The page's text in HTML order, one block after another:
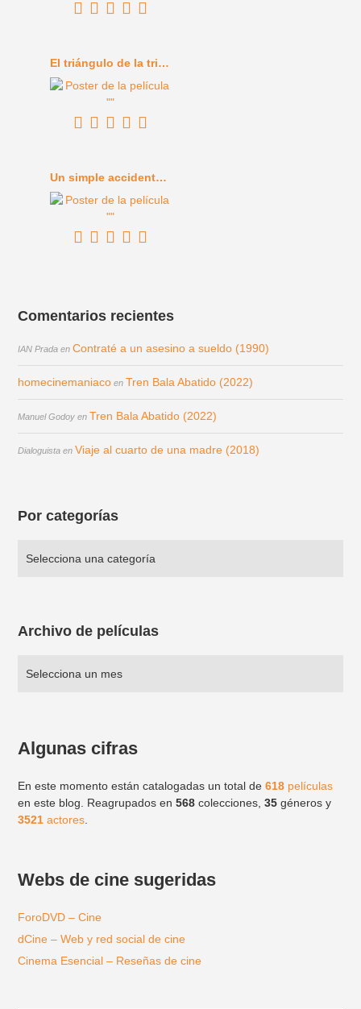
El triángulo de la tristeza (2022)
Un simple accidente (2025)
Comentarios recientes
IAN Prada enContraté a un asesino a sueldo (1990)
homecinemaniaco en Tren Bala Abatido (2022)
Manuel Godoy en Tren Bala Abatido (2022)
Dialoguista en Viaje al cuarto de una madre (2018)
Por categorías
Archivo de películas
Algunas cifras
En este momento están catalogadas un total de618 películas
en este blog. Reagrupados en568 colecciones,35 géneros y
3521 actores.
Webs de cine sugeridas
ForoDVD – Cine
dCine – Web y red social de cine
Cinema Esencial – Reseñas de cine